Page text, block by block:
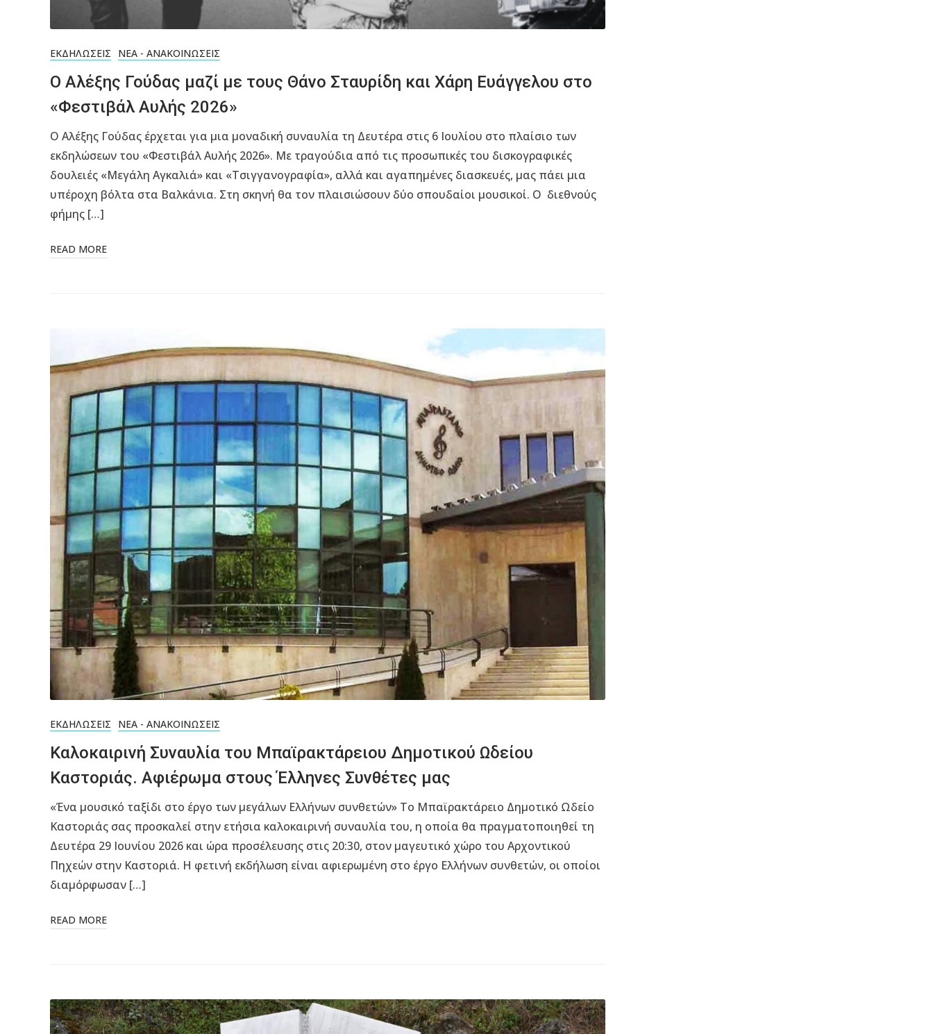
ΕΚΔΗΛΏΣΕΙΣ ΝΈΑ - ΑΝΑΚΟΙΝΏΣΕΙΣ
Ο Αλέξης Γούδας μαζί με τους Θάνο Σταυρίδη και Χάρη Ευάγγελου στο
«Φεστιβάλ Αυλής 2026»
Ο Αλέξης Γούδας έρχεται για μια μοναδική συναυλία τη Δευτέρα στις 6 Ιουλίου στο πλαίσιο των
εκδηλώσεων του «Φεστιβάλ Αυλής 2026». Με τραγούδια από τις προσωπικές του δισκογραφικές
δουλειές «Μεγάλη Αγκαλιά» και «Τσιγγανογραφία», αλλά και αγαπημένες διασκευές, μας πάει μια
υπέροχη βόλτα στα Βαλκάνια. Στη σκηνή θα τον πλαισιώσουν δύο σπουδαίοι μουσικοί. Ο διεθνούς
φήμης […]
READ MORE
ΕΚΔΗΛΏΣΕΙΣ ΝΈΑ - ΑΝΑΚΟΙΝΏΣΕΙΣ
Καλοκαιρινή Συναυλία του Μπαϊρακτάρειου Δημοτικού Ωδείου
Καστοριάς. Αφιέρωμα στους Έλληνες Συνθέτες μας
«Ένα μουσικό ταξίδι στο έργο των μεγάλων Ελλήνων συνθετών» Το Μπαϊρακτάρειο Δημοτικό Ωδείο
Καστοριάς σας προσκαλεί στην ετήσια καλοκαιρινή συναυλία του, η οποία θα πραγματοποιηθεί τη
Δευτέρα 29 Ιουνίου 2026 και ώρα προσέλευσης στις 20:30, στον μαγευτικό χώρο του Αρχοντικού
Πηχεών στην Καστοριά. Η φετινή εκδήλωση είναι αφιερωμένη στο έργο Ελλήνων συνθετών, οι οποίοι
διαμόρφωσαν […]
READ MORE